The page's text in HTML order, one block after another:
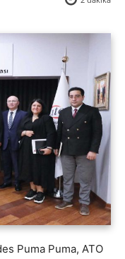
Puma Puma, ATO